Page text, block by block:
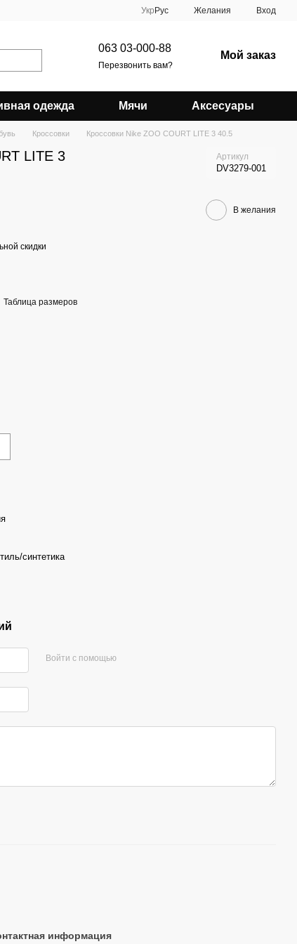
Укр Рус Желания Вход
063 03-000-88
Перезвонить вам?
Мой заказ
одежда Мячи Аксесуары
Кроссовки Кроссовки Nike ZOO COURT LITE 3 40.5
LITE 3 Артикул
DV3279-001
В желания
скидки
Таблица размеров
синтетика
Войти с помощью
информация